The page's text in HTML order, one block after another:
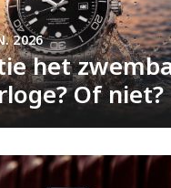
het
Of niet?
2026